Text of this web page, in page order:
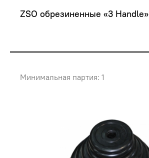
ZSO обрезиненные «3 Handle»
Минимальная партия: 1